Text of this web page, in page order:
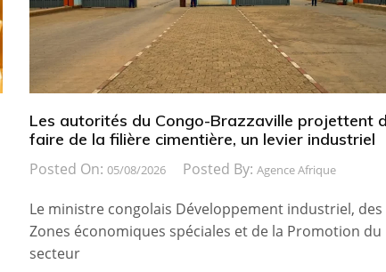
Les autorités du Congo-Brazzaville projettent
faire de la filière cimentière, un levier industriel
Posted On: 05/08/2026 Posted By: Agence Afrique
Le ministre congolais Développement industriel, des
Zones économiques spéciales et de la Promotion du
secteur